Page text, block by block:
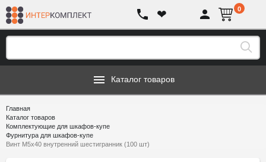
❤ 0
Каталог товаров
Главная
Каталог товаров
Комплектующие для шкафов-купе
Фурнитура для шкафов-купе
Винт M5х40 внутренний шестигранник (100 шт)